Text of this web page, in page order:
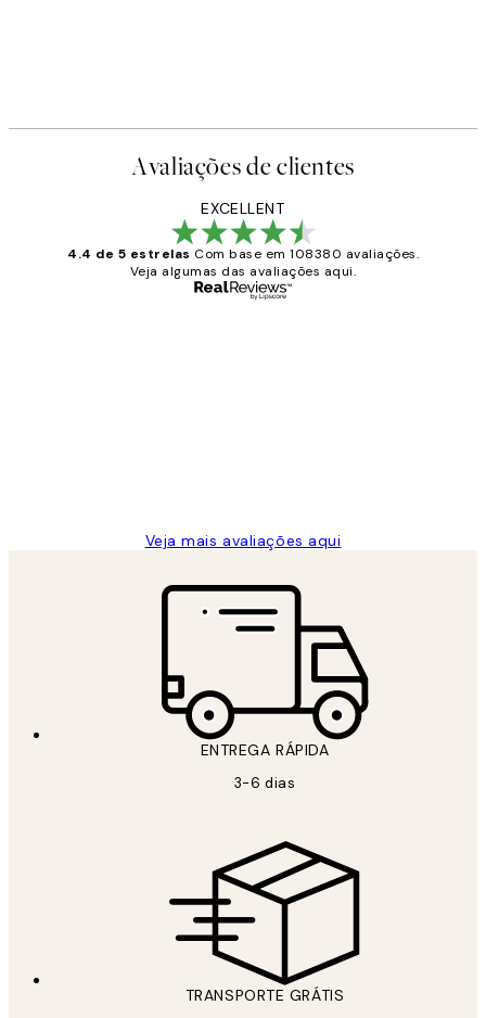
Avaliações de clientes
EXCELLENT
4.4 de 5 estrelas Com base em 108380 avaliações.
Veja algumas das avaliações aqui.
Veja mais avaliações aqui
ENTREGA RÁPIDA
3-6 dias
TRANSPORTE GRÁTIS